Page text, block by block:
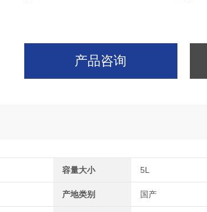
产品咨询
容量大小 5L
产地类别 国产